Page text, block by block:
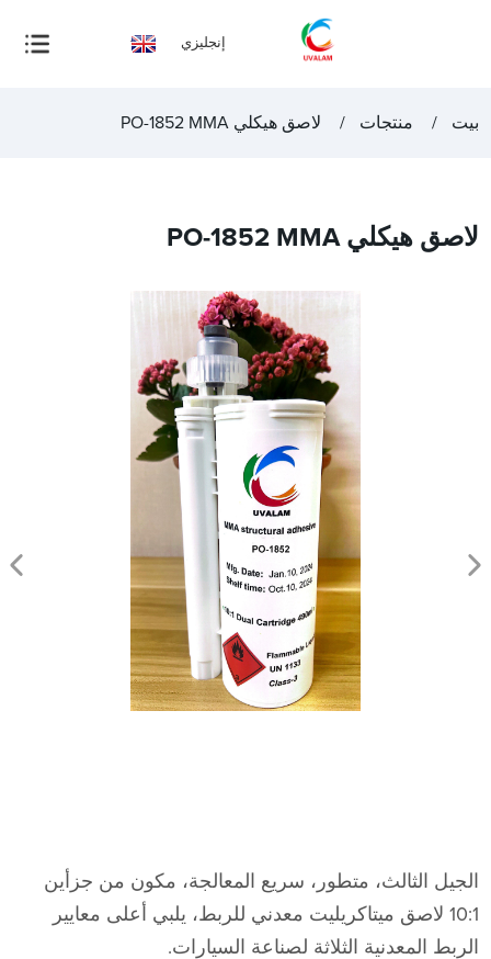
إنجليزي
بيت منتجات لاصق هيكلي PO-1852 MMA
لاصق هيكلي PO-1852 MMA
الجيل الثالث، متطور، سريع المعالجة، مكون من جزأين
10:1 لاصق ميتاكريليت معدني للربط، يلبي أعلى معايير
الربط المعدنية الثلاثة لصناعة السيارات.